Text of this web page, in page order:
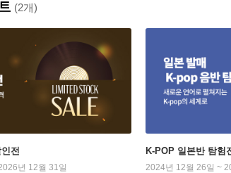
(2개)
전
년 12월 31일
K-POP 일본반 탐험
2024년 12월 26일 ~